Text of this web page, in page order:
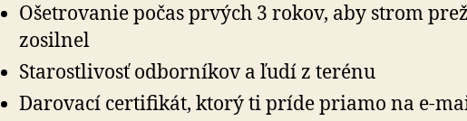
Ošetrovanie počas prvých 3 rokov, aby strom
zosilnel
Starostlivosť odborníkov a ľudí z terénu
Darovací certifikát, ktorý ti príde priamo na e-